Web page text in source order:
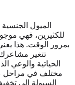
الميول
للكثيرين، فهي
بمرور الوقت. هذا
تتغير مشاعرك
الحياتية والوعي
مختلف في مراحل
السيولة إلى